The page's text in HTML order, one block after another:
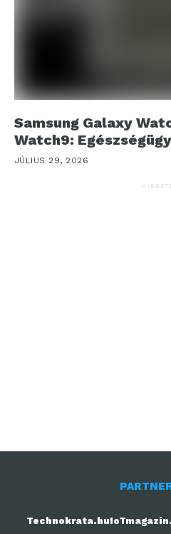
Samsung Galaxy
Watch9:
JÚLIUS 29, 2026
Technokrata.hu